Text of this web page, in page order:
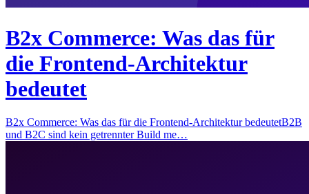
B2x Commerce: Was das für
die Frontend-Architektur
bedeutet
B2x Commerce: Was das für die Frontend-Architektur bedeutetB2B
und B2C sind kein getrennter Build me…